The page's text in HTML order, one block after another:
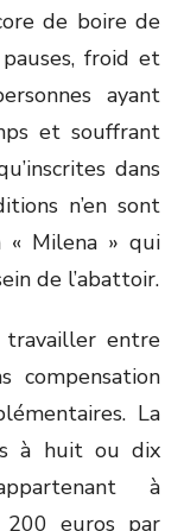
de boire de
froid et
ayant
et souffrant
dans
n’en sont
« Milena » qui
de l’abattoir.
travailler entre
compensation
La
à huit ou dix
à
euros par